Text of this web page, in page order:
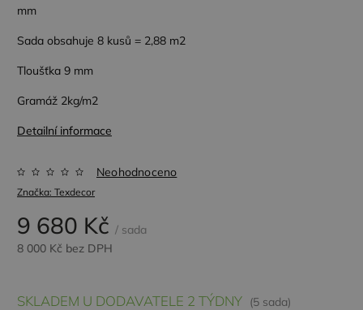
mm
Sada obsahuje 8 kusů = 2,88 m2
Tloušťka 9 mm
Gramáž 2kg/m2
Detailní informace
Značka: Texdecor
Neohodnoceno
9 680 Kč / sada
8 000 Kč bez DPH
SKLADEM U DODAVATELE 2 TÝDNY (5 sada)